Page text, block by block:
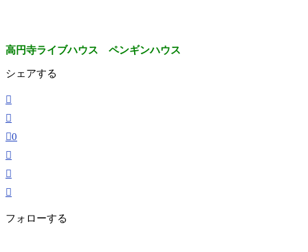
高円寺ライブハウス ペンギンハウス
シェアする
0
フォローする